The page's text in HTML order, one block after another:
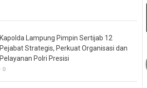
Kapolda Lampung Pimpin Sertijab 12
Pejabat Strategis, Perkuat Organisasi dan
Pelayanan Polri Presisi
0